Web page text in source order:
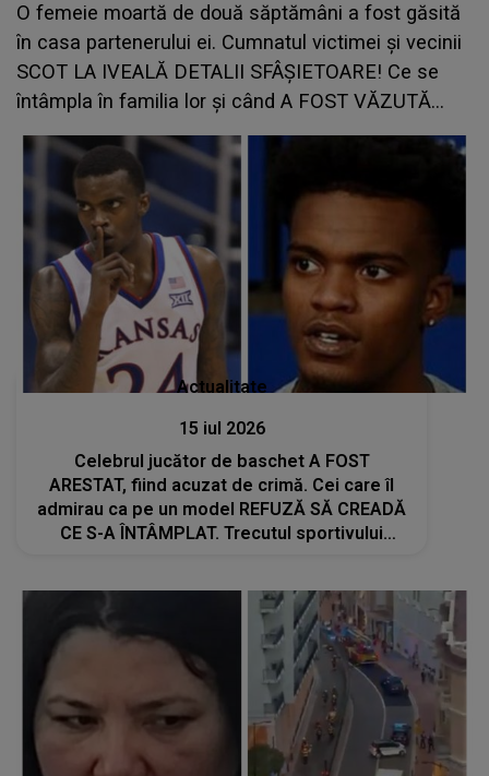
O femeie moartă de două săptămâni a fost găsită
în casa partenerului ei. Cumnatul victimei și vecinii
SCOT LA IVEALĂ DETALII SFÂȘIETOARE! Ce se
întâmpla în familia lor și când A FOST VĂZUTĂ
ULTIMA DATĂ: "A săpat o groapă, dar a lăsat-o în..."
Actualitate
15 iul 2026
Celebrul jucător de baschet A FOST
ARESTAT, fiind acuzat de crimă. Cei care îl
admirau ca pe un model REFUZĂ SĂ CREADĂ
CE S-A ÎNTÂMPLAT. Trecutul sportivului